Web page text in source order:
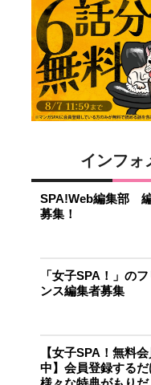
インフォ
SPA!Web編集部
募集！
「女子SPA！」の
ンス編集者募集
【女子SPA！無料
中】会員登録する